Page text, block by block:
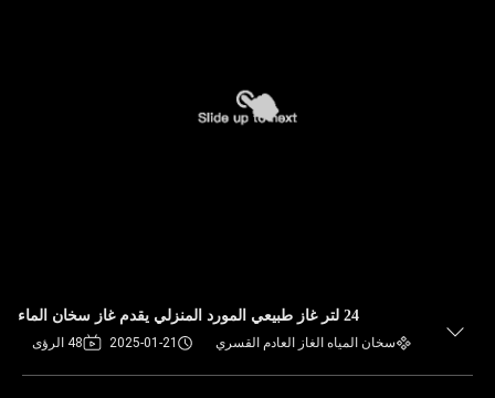
24 لتر غاز طبيعي المورد المنزلي يقدم غاز سخان الماء
سخان المياه الغاز العادم القسري 2025-01-21 48 الرؤى